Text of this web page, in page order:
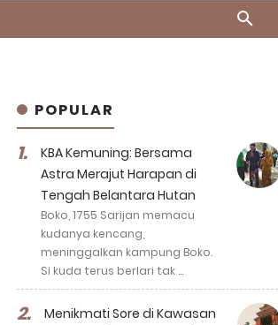
POPULAR
KBA Kemuning: Bersama
Astra Merajut Harapan di
Tengah Belantara Hutan
Boko, 1755 Sarijan memacu
kudanya kencang,
meninggalkan kampung Boko.
Si kuda terus berlari tak …
Menikmati Sore di Kawasan